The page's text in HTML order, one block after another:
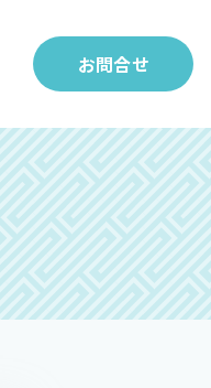
お問合せ